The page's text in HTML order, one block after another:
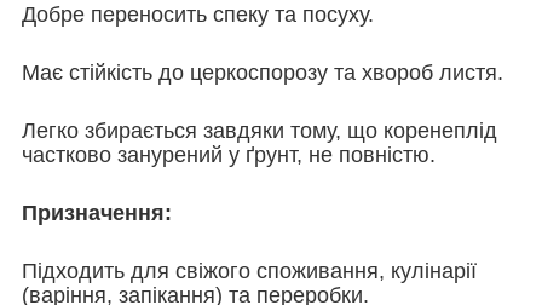
Добре переносить спеку та посуху.
Має стійкість до церкоспорозу та хвороб листя.
Легко збирається завдяки тому, що коренеплід
частково занурений у ґрунт, не повністю.
Призначення:
Підходить для свіжого споживання, кулінарії
(варіння, запікання) та переробки.